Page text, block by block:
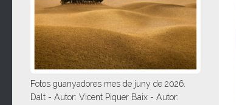
Fotos guanyadores mes de juny de 2026.
Dalt - Autor: Vicent Piquer Baix - Autor: